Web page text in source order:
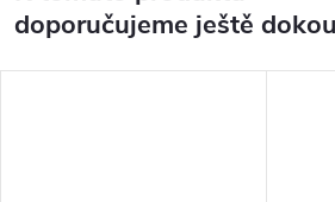
doporučujeme ještě